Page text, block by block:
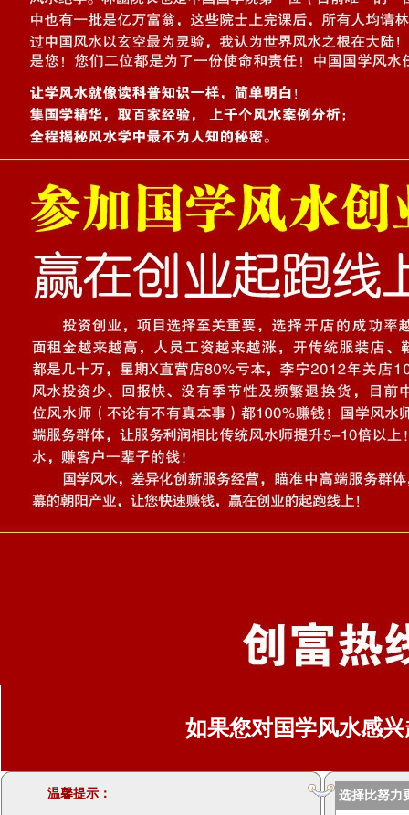
如果您对国学风水感兴
温馨提示： 选择比努力